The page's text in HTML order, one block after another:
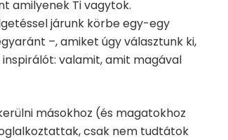
amilyenek Ti vagytok.
járunk körbe egy-egy
–, amiket úgy választunk ki,
valamit, amit magával
másokhoz (és magatokhoz
csak nem tudtátok